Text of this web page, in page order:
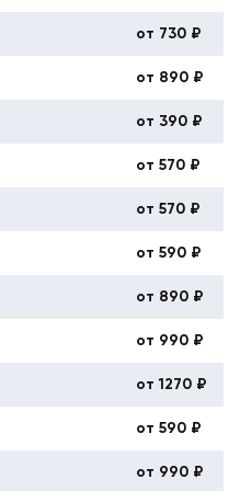
от 730 ₽
от 890 ₽
от 390 ₽
от 570 ₽
от 570 ₽
от 590 ₽
от 890 ₽
от 990 ₽
от 1270 ₽
от 590 ₽
от 990 ₽